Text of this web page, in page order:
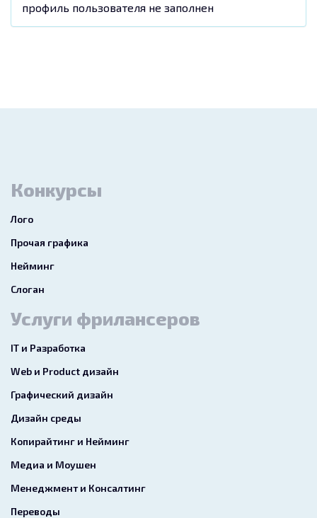
профиль пользователя не заполнен
Конкурсы
Лого
Прочая графика
Нейминг
Слоган
Услуги фрилансеров
IT и Разработка
Web и Product дизайн
Графический дизайн
Дизайн среды
Копирайтинг и Нейминг
Медиа и Моушен
Менеджмент и Консалтинг
Переводы